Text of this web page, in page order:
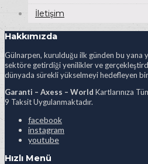
İletişim
Hakkımızda
Gülnarpen, kurulduğu ilk günden bu yana
sektöre getirdiği yenilikler ve
dünyada sürekli yükselmeyi hedefleyen
Garanti – Axess – World Kartlarınıza
9 Taksit Uygulanmaktadır.
facebook
instagram
youtube
Hızlı Menü